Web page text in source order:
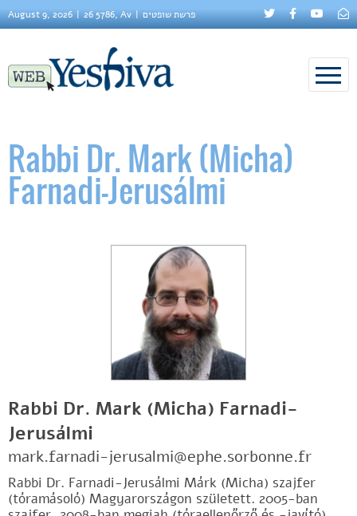
August 9, 2026 26 5786, Av פרשת שופטים
Rabbi Dr. Mark (Micha)
Farnadi-Jerusálmi
Rabbi Dr. Mark (Micha) Farnadi-
Jerusálmi
mark.farnadi-jerusalmi@ephe.sorbonne.fr
Rabbi Dr. Farnadi-Jerusálmi Márk (Micha) szajfer
(tóramásoló) Magyarországon született. 2005-ban